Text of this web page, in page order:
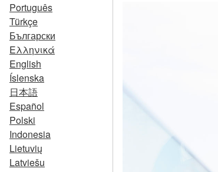
Português
Türkçe
Български
Ελληνικά
English
Íslenska
日本語
Español
Polski
Indonesia
Lietuvių
Latviešu